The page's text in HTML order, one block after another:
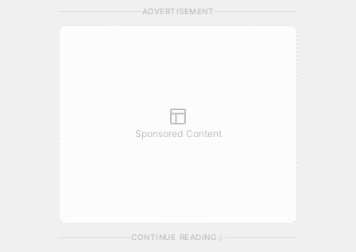
ADVERTISEMENT
Sponsored Content
CONTINUE READING